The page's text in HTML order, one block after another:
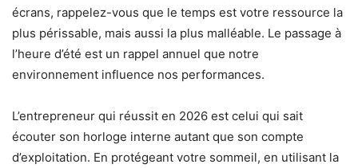
écrans, rappelez-vous que le temps est votre ressource la
plus périssable, mais aussi la plus malléable. Le passage à
l’heure d’été est un rappel annuel que notre
environnement influence nos performances.
L’entrepreneur qui réussit en 2026 est celui qui sait
écouter son horloge interne autant que son compte
d’exploitation. En protégeant votre sommeil, en utilisant la